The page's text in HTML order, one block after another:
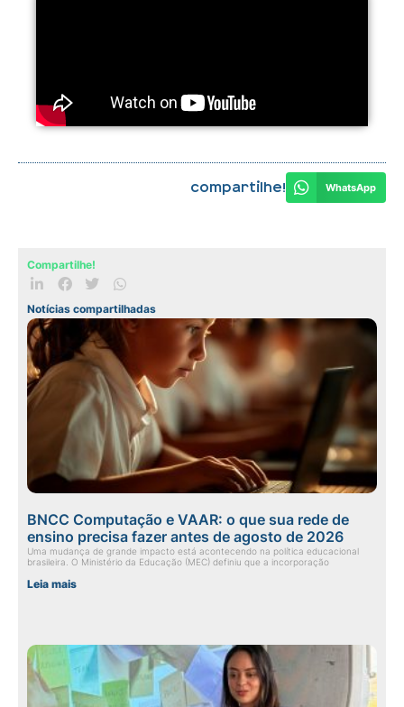
Compartilhe! WhatsApp
Compartilhe!
Notícias compartilhadas
BNCC Computação e VAAR: o que sua rede de
ensino precisa fazer antes de agosto de 2026
Uma mudança de grande impacto está acontecendo na política educacional
brasileira. O Ministério da Educação (MEC) definiu que a incorporação
Leia mais